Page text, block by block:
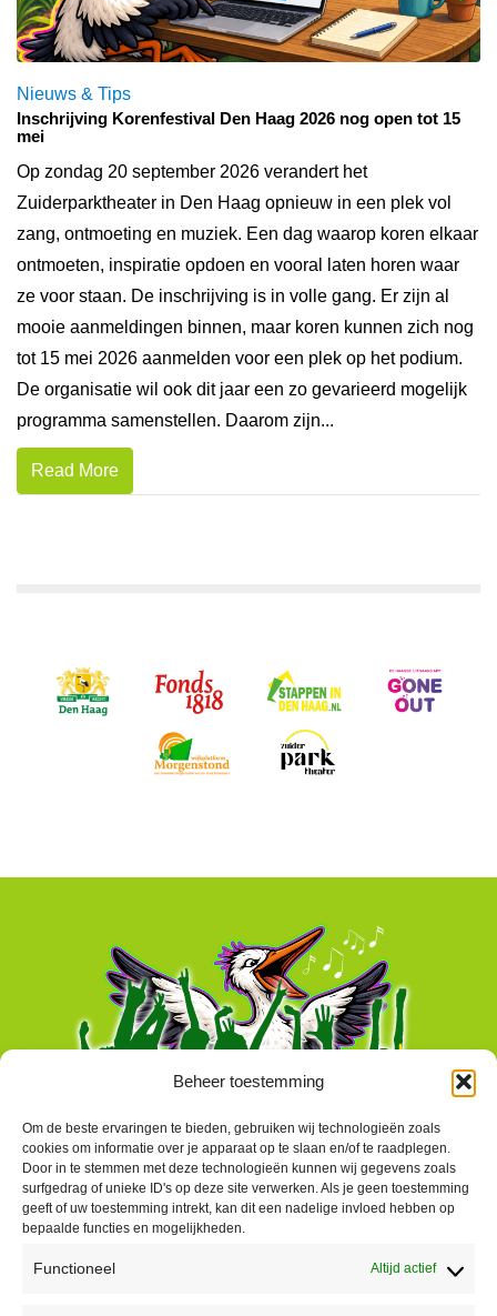
Beheer toestemming
Om de beste ervaringen te bieden, gebruiken wij technologieën zoals
cookies om informatie over je apparaat op te slaan en/of te raadplegen.
Door in te stemmen met deze technologieën kunnen wij gegevens zoals
surfgedrag of unieke ID's op deze site verwerken. Als je geen toestemming
geeft of uw toestemming intrekt, kan dit een nadelige invloed hebben op
bepaalde functies en mogelijkheden.
Functioneel Altijd actief
Nieuws & Tips
Inschrijving Korenfestival Den Haag 2026 nog open tot 15
mei
Op zondag 20 september 2026 verandert het
Zuiderparktheater in Den Haag opnieuw in een plek vol
zang, ontmoeting en muziek. Een dag waarop koren elkaar
ontmoeten, inspiratie opdoen en vooral laten horen waar
ze voor staan. De inschrijving is in volle gang. Er zijn al
mooie aanmeldingen binnen, maar koren kunnen zich nog
tot 15 mei 2026 aanmelden voor een plek op het podium.
De organisatie wil ook dit jaar een zo gevarieerd mogelijk
programma samenstellen. Daarom zijn...
Read More